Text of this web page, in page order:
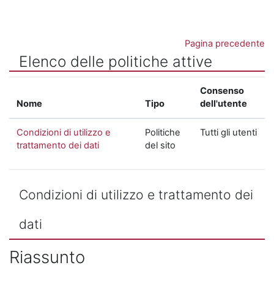
Pagina precedente
Elenco delle politiche attive
Nome Tipo
Consenso
dell'utente
Condizioni di utilizzo e
trattamento dei dati
Politiche
del sito
Tutti gli utenti
Condizioni di utilizzo e trattamento dei
dati
Riassunto